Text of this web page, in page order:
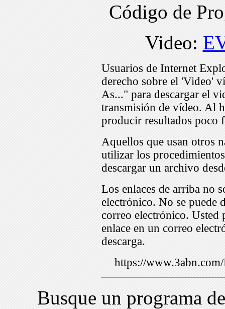
Código de
Video:
Usuarios de Internet
derecho sobre el 'Video'
As..." para descargar el
transmisión de vídeo. Al
producir resultados poco
Aquellos que usan otros
utilizar los
descargar un archivo
Los enlaces de arriba no
electrónico. No se puede
correo electrónico. Usted
enlace en un correo
descarga.
https://
Busque un programa